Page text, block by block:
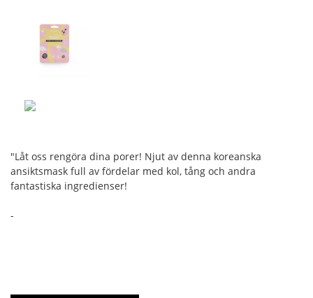
"Låt oss rengöra dina porer! Njut av denna koreanska
ansiktsmask full av fördelar med kol, tång och andra
fantastiska ingredienser!
-